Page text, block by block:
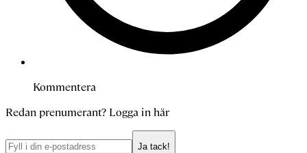
Kommentera
Redan prenumerant? Logga in här
Ja tack!